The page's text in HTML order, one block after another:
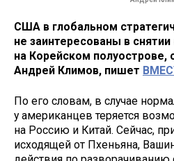
США в глобальном
не заинтересованы в
на Корейском полуострове,
Андрей Климов, пишет
По его словам, в случае
у американцев теряется
на Россию и Китай. Сейчас,
исходящей от Пхеньяна,